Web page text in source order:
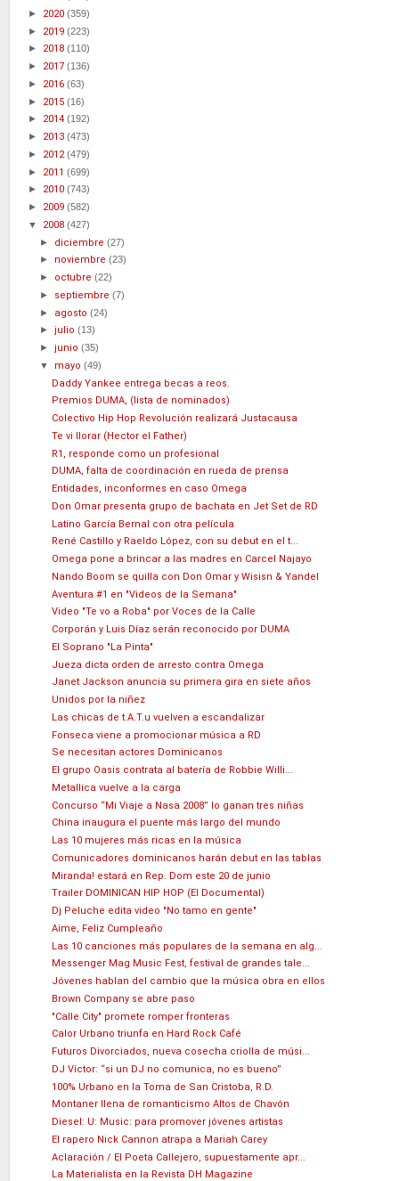
► 2020 (359)
► 2019 (223)
► 2018 (110)
► 2017 (136)
► 2016 (63)
► 2015 (16)
► 2014 (192)
► 2013 (473)
► 2012(479)
► 2011 (699)
► 2010 (743)
► 2009 (582)
▼ 2008 (427)
► diciembre(27)
► noviembre(23)
► octubre(22)
► septiembre(7)
► agosto(24)
►julio(13)
►junio(35)
▼ mayo(49)
Daddy Yankee entrega becas a reos.
Premios DUMA, (lista de nominados)
Colectivo Hip Hop Revolución realizará Justacausa
Te vi llorar (Hector el Father)
R1, responde como un profesional
DUMA, falta de coordinación en rueda de prensa
Entidades, inconformes en caso Omega
Don Omar presenta grupo de bachata en Jet Set de RD
Latino García Bernal con otra película
René Castillo y Raeldo López, con su debut en el t...
Omega pone a brincar a las madres en Carcel Najayo
Nando Boom se quilla con Don Omar y Wisisn & Yandel
Aventura #1 en "Videos de la Semana"
Video "Te vo a Roba" por Voces de la Calle
Corporán y Luis Díaz serán reconocido por DUMA
El Soprano "La Pinta"
Jueza dicta orden de arresto contra Omega
Janet Jackson anuncia su primera gira en siete años
Unidos por la niñez
Las chicas de t.A.T.u vuelven a escandalizar
Fonseca viene a promocionar música a RD
Se necesitan actores Dominicanos
El grupo Oasis contrata al batería de Robbie Willi...
Metallica vuelve a la carga
Concurso “Mi Viaje a Nasa 2008” lo ganan tres niñas
China inaugura el puente más largo del mundo
Las 10 mujeres más ricas en la música
Comunicadores dominicanos harán debut en las tablas
Miranda! estará en Rep. Dom este 20 de junio
Trailer DOMINICAN HIP HOP (El Documental)
Dj Peluche edita video "No tamo en gente"
Aime, Feliz Cumpleaño
Las 10 canciones más populares de la semana en alg...
Messenger Mag Music Fest, festival de grandes tale...
Jóvenes hablan del cambio que la música obra en ellos
Brown Company se abre paso
"Calle City" promete romper fronteras
Calor Urbano triunfa en Hard Rock Café
Futuros Divorciados, nueva cosecha criolla de músi...
DJ Víctor: “si un DJ no comunica, no es bueno”
100% Urbano en la Toma de San Cristoba, R.D.
Montaner llena de romanticismo Altos de Chavón
Diesel: U: Music: para promover jóvenes artistas
El rapero Nick Cannon atrapa a Mariah Carey
Aclaración / El Poeta Callejero, supuestamente apr...
La Materialista en la Revista DH Magazine